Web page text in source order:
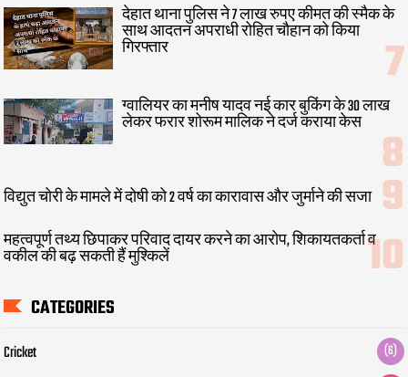
देहात थाना पुलिस ने 7 लाख रुपए कीमत की स्मैक के
साथ आदतन अपराधी रोहित चौहान को किया
गिरफ्तार
ग्वालियर का मनीष यादव नई कार बुकिंग के 30 लाख
लेकर फरार शोरूम मालिक ने दर्ज कराया केस
विद्युत चोरी के मामले में दोषी को 2 वर्ष का कारावास और जुर्माने की सजा
महत्वपूर्ण तथ्य छिपाकर परिवाद दायर करने का आरोप, शिकायतकर्ता व
वकील की बढ़ सकती हैं मुश्किलें
CATEGORIES
Cricket (6)